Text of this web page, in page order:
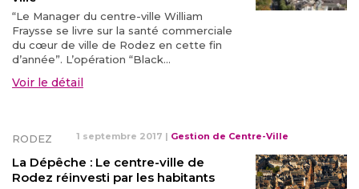
“Le Manager du centre-ville William
Fraysse se livre sur la santé commerciale
du cœur de ville de Rodez en cette fin
d’année”. L’opération “Black...
Voir le détail
RODEZ 1 septembre 2017 | Gestion de Centre-Ville
La Dépêche : Le centre-ville de
Rodez réinvesti par les habitants